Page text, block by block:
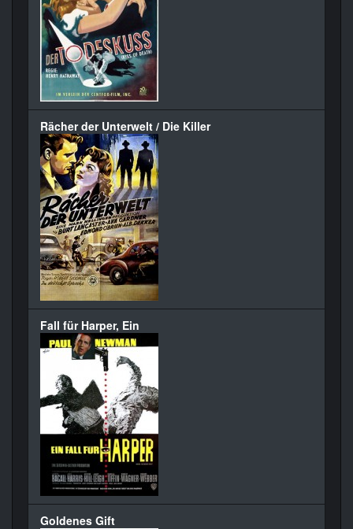
Rächer der Unterwelt / Die Killer
Fall für Harper, Ein
Goldenes Gift